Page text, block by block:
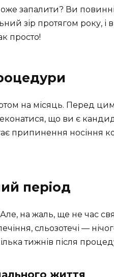
запалити? Ви
зір протягом
просто!
на місяць. Перед
що ви є
припинення носіння
період
Але, на жаль, ще не час
сльозотечі —
тижнів після